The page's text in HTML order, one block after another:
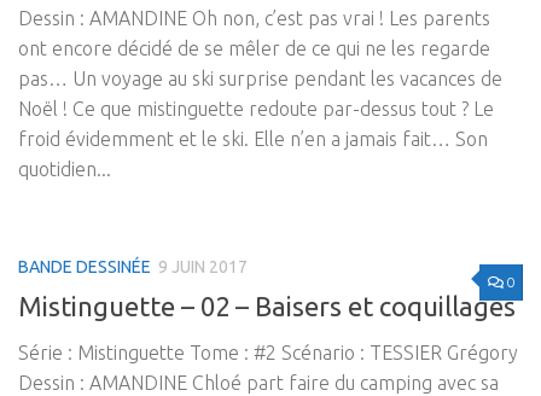
Dessin : AMANDINE Oh non, c’est pas vrai ! Les parents
ont encore décidé de se mêler de ce qui ne les regarde
pas… Un voyage au ski surprise pendant les vacances de
Noël ! Ce que mistinguette redoute par-dessus tout ? Le
froid évidemment et le ski. Elle n’en a jamais fait… Son
quotidien...
0
BANDE DESSINÉE 9 JUIN 2017
Mistinguette – 02 – Baisers et coquillages
Série : Mistinguette Tome : #2 Scénario : TESSIER Grégory
Dessin : AMANDINE Chloé part faire du camping avec sa